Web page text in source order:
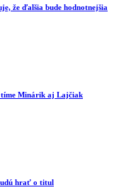
že ďalšia bude hodnotnejšia
tíme Minárik aj Lajčiak
hrať o titul